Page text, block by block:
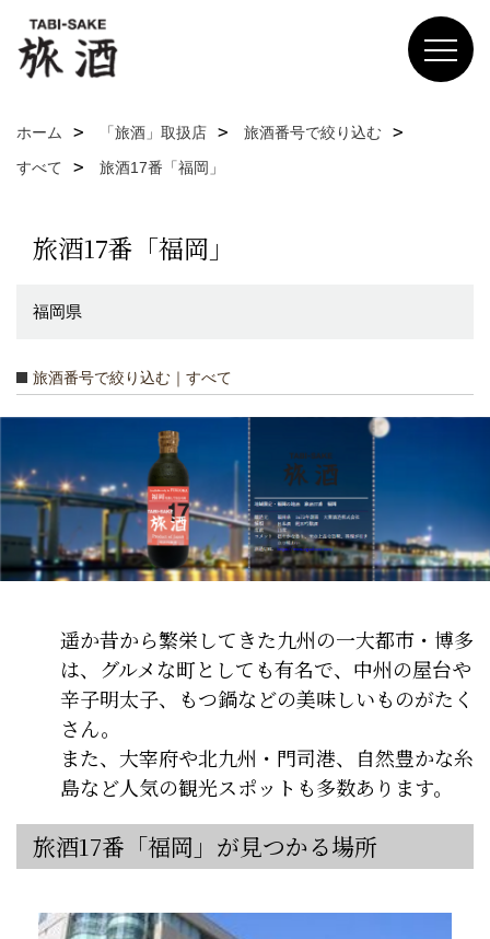
ホーム 「旅酒」取扱店
旅酒番号で絞り込む
すべて
旅酒17番「福岡」
旅酒17番「福岡」
福岡県
旅酒番号で絞り込む｜すべて
遥か昔から繁栄してきた九州の一大都市・博多
は、グルメな町としても有名で、中州の屋台や
辛子明太子、もつ鍋などの美味しいものがたく
さん。
また、大宰府や北九州・門司港、自然豊かな糸
島など人気の観光スポットも多数あります。
旅酒17番「福岡」が見つかる場所